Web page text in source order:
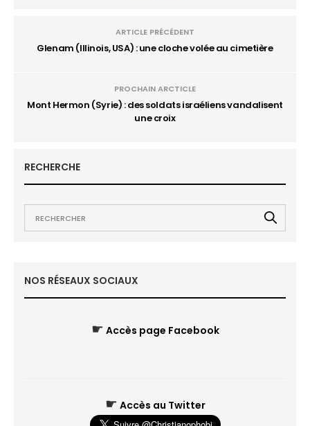
ARTICLE PRÉCÉDENT
Glenam (Illinois, USA) : une cloche volée au cimetière
PROCHAIN ARCTICLE
Mont Hermon (Syrie) : des soldats israéliens vandalisent
une croix
RECHERCHE
NOS RÉSEAUX SOCIAUX
☛ Accès page Facebook
☛ Accès au Twitter